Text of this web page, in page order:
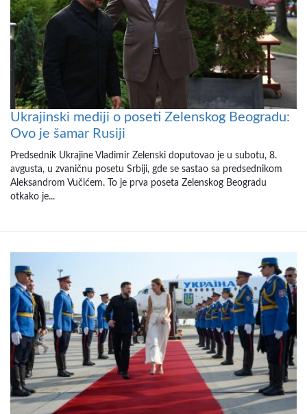
Ukrajinski mediji o poseti Zelenskog Beogradu:
Ovo je šamar Rusiji
Predsednik Ukrajine Vladimir Zelenski doputovao je u subotu, 8.
avgusta, u zvaničnu posetu Srbiji, gde se sastao sa predsednikom
Aleksandrom Vučićem. To je prva poseta Zelenskog Beogradu
otkako je...